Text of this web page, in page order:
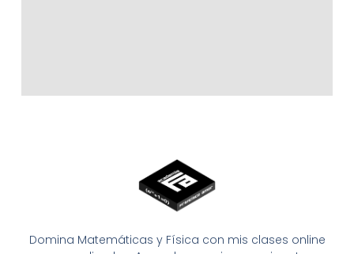
Domina Matemáticas y Física con mis clases online